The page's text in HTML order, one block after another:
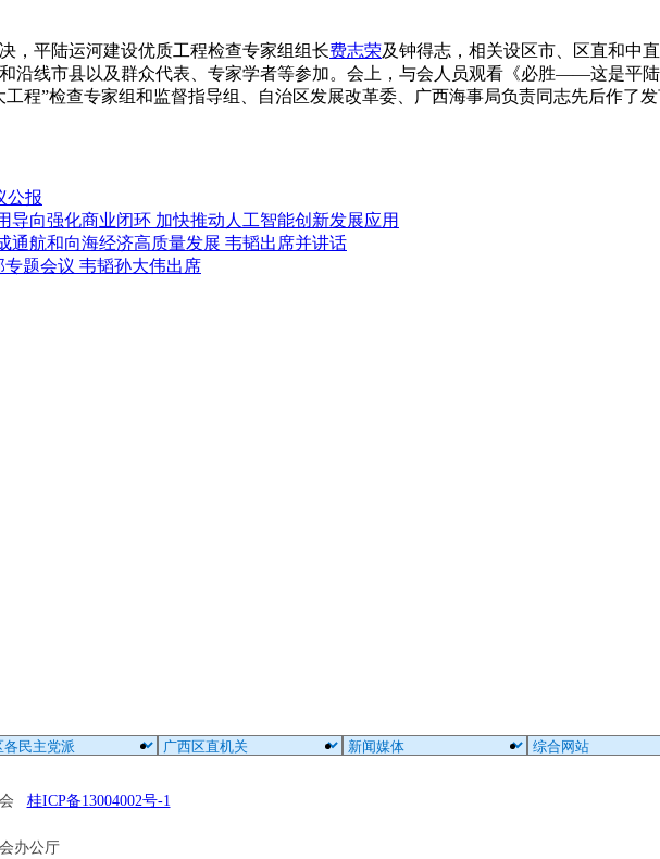
平陆运河建设优质工程检查专家组组长费志荣及钟得志，相关设区市、区直和中
沿线市县以及群众代表、专家学者等参加。会上，与会人员观看《必胜——这是平陆
程”检查专家组和监督指导组、自治区发展改革委、广西海事局负责同志先后作了发
公报
向强化商业闭环 加快推动人工智能创新发展应用
通航和向海经济高质量发展 韦韬出席并讲话
题会议 韦韬孙大伟出席
会 桂ICP备13004002号-1
办公厅